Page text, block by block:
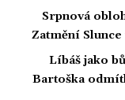
Srpnová
Zatmění
Líbáš jako
Bartoška